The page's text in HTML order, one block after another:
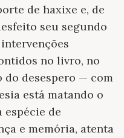
de haxixe e, de
seu segundo
no livro, no
do desespero — com
está matando o
espécie de
e memória, atenta